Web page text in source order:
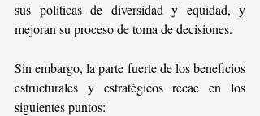
sus políticas de diversidad y equidad, y
mejoran su proceso de toma de decisiones.
Sin embargo, la parte fuerte de los beneficios
estructurales y estratégicos recae en los
siguientes puntos: